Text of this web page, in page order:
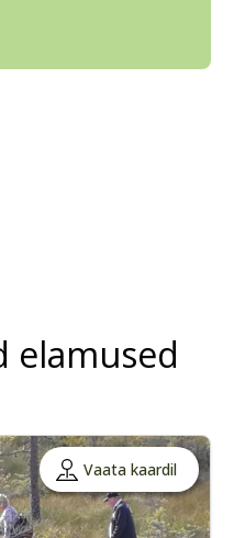
elamused
Vaata kaardil